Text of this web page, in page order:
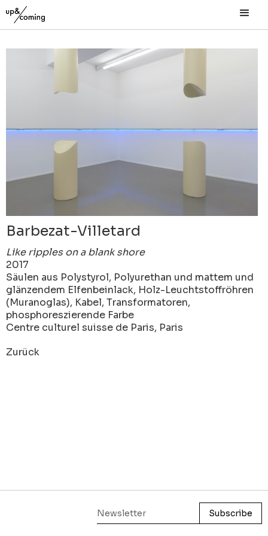
Barbezat-Villetard
Like ripples on a blank shore
2017
Säulen aus Polystyrol, Polyurethan und mattem und
glänzendem Elfenbeinlack, Holz-Leuchtstoffröhren
(Muranoglas), Kabel, Transformatoren,
phosphoreszierende Farbe
Centre culturel suisse de Paris, Paris
Zurück